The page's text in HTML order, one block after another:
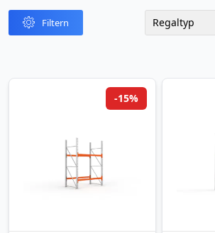
-15%
Filtern